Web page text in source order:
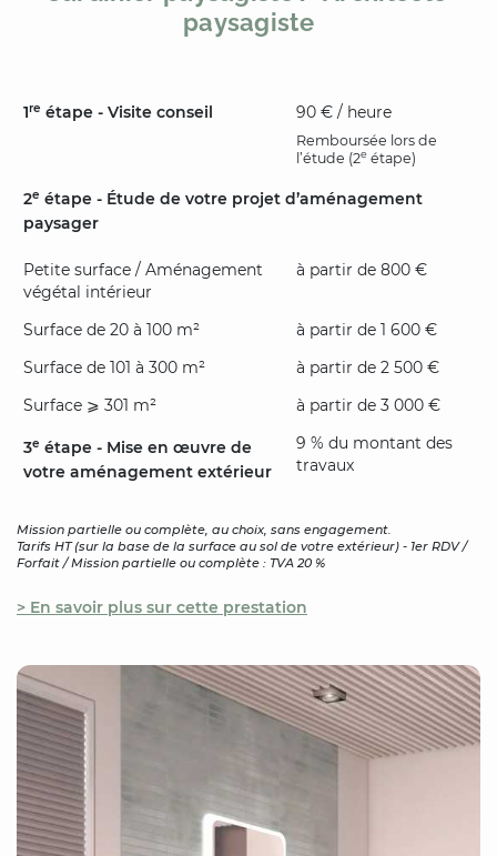
paysagiste
1re étape - Visite conseil 90 € / heure
Remboursée lors de
l’étude (2e étape)
2e étape - Étude de votre projet d’aménagement
paysager
Petite surface / Aménagement
végétal intérieur
à partir de 800 €
Surface de 20 à 100 m²
à partir de 1 600 €
Surface de 101 à 300 m²
à partir de 2 500 €
Surface ⩾ 301 m²
à partir de 3 000 €
3e étape - Mise en œuvre de
votre aménagement extérieur
9 % du montant des
travaux
Mission partielle ou complète, au choix, sans engagement.
Tarifs HT (sur la base de la surface au sol de votre extérieur) - 1er RDV /
Forfait / Mission partielle ou complète : TVA 20 %
> En savoir plus sur cette prestation